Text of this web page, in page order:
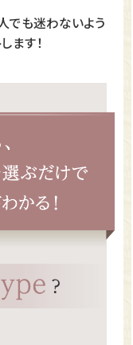
でも迷わないよう
ます！